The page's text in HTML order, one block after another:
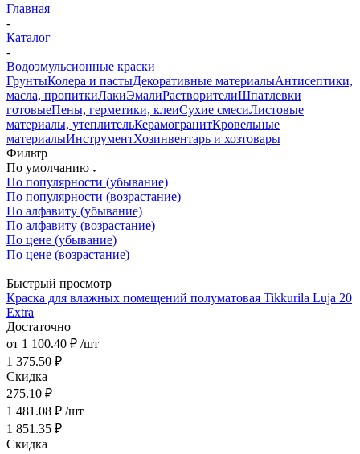
Главная
-
Каталог
-
Водоэмульсионные краски
ГрунтыКолера и пастыДекоративные материалыАнтисептики,
масла, пропиткиЛакиЭмалиРастворителиШпатлевки
готовыеПены, герметики, клеиСухие смесиЛистовые
материалы, утеплительКерамогранитКровельные
материалыИнструментХозинвентарь и хозтовары
Фильтр
По умолчанию
По популярности (убывание)
По популярности (возрастание)
По алфавиту (убывание)
По алфавиту (возрастание)
По цене (убывание)
По цене (возрастание)
Быстрый просмотр
Краска для влажных помещений полуматовая Tikkurila Luja 20
Extra
Достаточно
от 1 100.40 ₽ /шт
1 375.50 ₽
Скидка
275.10 ₽
1 481.08 ₽ /шт
1 851.35 ₽
Скидка